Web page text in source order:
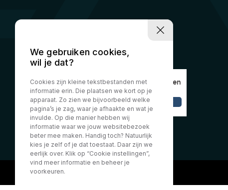
We gebruiken cookies,
wil je dat?
Cookies zijn kleine tekstbestanden met
informatie erin. Die plaatsen we kort op je
apparaat. Zo zien we bijvoorbeeld welke
pagina’s je zag, waar je afhaakte en wat je
invulde. Op die manier hebben wij
informatie waar we jouw websitebezoek
beter mee maken. Handig toch? Natuurlijk
kies je zelf of je dat toestaat. Daar zijn we
eerlijk over. Klik op “Cookie instellingen”,
vind meer informatie en beheer je
voorkeuren.